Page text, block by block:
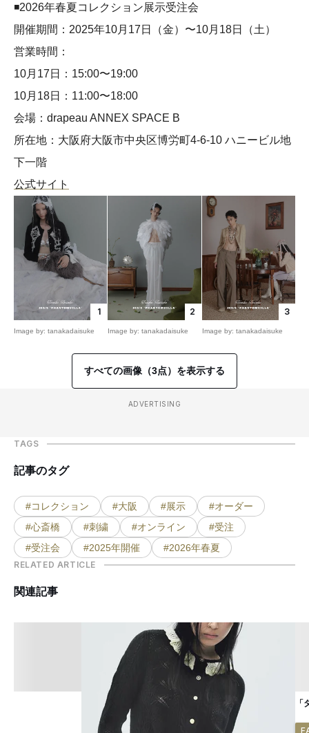
◾️2026年春夏コレクション展示受注会
開催期間：2025年10月17日（金）〜10月18日（土）
営業時間：
10月17日：15:00〜19:00
10月18日：11:00〜18:00
会場：drapeau ANNEX SPACE B
所在地：大阪府大阪市中央区博労町4-6-10 ハニービル地
下一階
公式サイト
1
Image by: tanakadaisuke
2
Image by: tanakadaisuke
3
Image by: tanakadaisuke
すべての画像（3点）を表示する
ADVERTISING
TAGS
記事のタグ
#コレクション #大阪 #展示
#オーダー
#心斎橋
#刺繍 #オンライン
#受注
#受注会
#2025年開催 #2026年春夏
RELATED ARTICLE
関連記事